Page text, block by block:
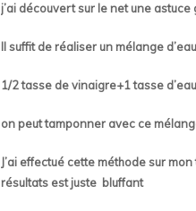
j’ai découvert sur le net une
Il suffit de réaliser un mélange
1/2 tasse de vinaigre+1 tasse d’eau
on peut tamponner avec ce
J’ai effectué cette méthode sur
résultats est juste bluffant